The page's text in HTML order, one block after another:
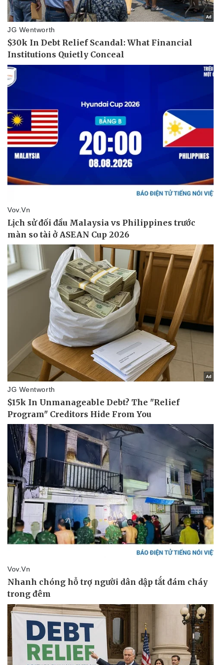
Doanh nghiệp
Thông tin doanh nghiệp
Doanh nghiệp 24h
Doanh nhân
Công nghệ
Sành điệu
Sức khỏe
Dinh dưỡng - món ngon
Cây thuốc
Sản phụ khoa
Nhi khoa
Nam khoa
Làm đẹp - giảm cân
Phòng mạch online
Ăn sạch sống khỏe
Nhà đẹp
Blog
Tình yêu - Gia đình